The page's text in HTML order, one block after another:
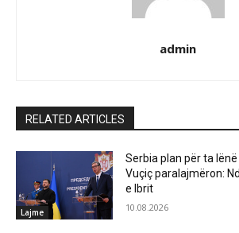
admin
RELATED ARTICLES
Lajme
Serbia plan për ta
Vuçiç paralajmëron:
e Ibrit
10.08.2026